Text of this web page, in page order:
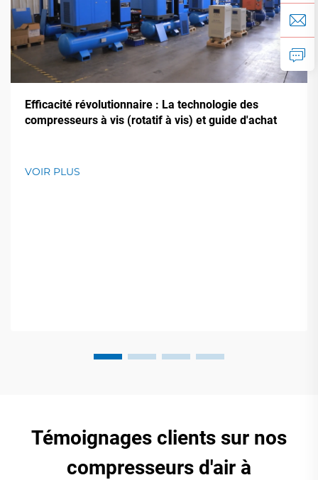
Efficacité révolutionnaire : La technologie des
compresseurs à vis (rotatif à vis) et guide d'achat
VOIR PLUS
Témoignages clients sur nos
compresseurs d'air à